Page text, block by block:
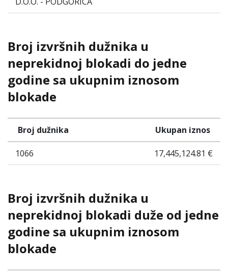
Broj izvršnih dužnika u
neprekidnoj blokadi do jedne
godine sa ukupnim iznosom
blokade
Broj dužnika Ukupan iznos
1066 17,445,124.81 €
Broj izvršnih dužnika u
neprekidnoj blokadi duže od jedne
godine sa ukupnim iznosom
blokade